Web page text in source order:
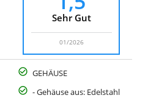
Sehr Gut
01/2026
GEHÄUSE
- Gehäuse aus: Edelstahl